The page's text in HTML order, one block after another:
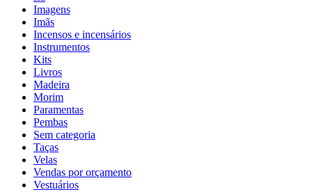
Imagens
Imãs
Incensos e incensários
Instrumentos
Kits
Livros
Madeira
Morim
Paramentas
Pembas
Sem categoria
Taças
Velas
Vendas por orçamento
Vestuários